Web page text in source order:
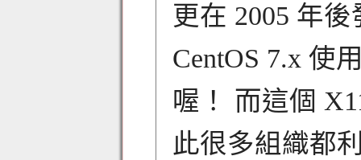
更在 2005 年
CentOS 7.x 使
喔！ 而這個
此很多組織都